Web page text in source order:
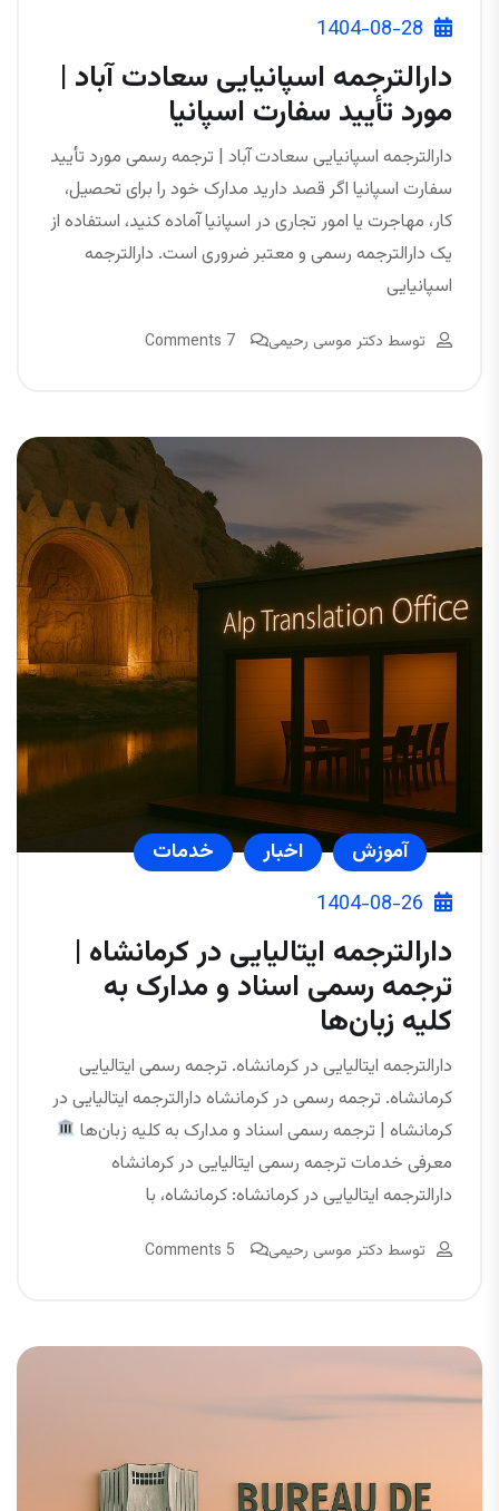
1404-08-28
دارالترجمه اسپانیایی سعادت آباد |
مورد تأیید سفارت اسپانیا
دارالترجمه اسپانیایی سعادت آباد | ترجمه رسمی مورد تأیید
سفارت اسپانیا اگر قصد دارید مدارک خود را برای تحصیل،
کار، مهاجرت یا امور تجاری در اسپانیا آماده کنید، استفاده از
یک دارالترجمه رسمی و معتبر ضروری است. دارالترجمه
اسپانیایی
توسط دکتر موسی رحیمی 7 Comments
آموزش اخبار
خدمات
1404-08-26
دارالترجمه ایتالیایی در کرمانشاه |
ترجمه رسمی اسناد و مدارک به
کلیه زبان‌ها
دارالترجمه ایتالیایی در کرمانشاه. ترجمه رسمی ایتالیایی
کرمانشاه. ترجمه رسمی در کرمانشاه دارالترجمه ایتالیایی در
کرمانشاه | ترجمه رسمی اسناد و مدارک به کلیه زبان‌ها
معرفی خدمات ترجمه رسمی ایتالیایی در کرمانشاه
دارالترجمه ایتالیایی در کرمانشاه: کرمانشاه، با
توسط دکتر موسی رحیمی 5 Comments